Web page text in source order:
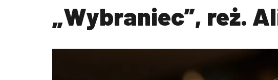
„Wybraniec”, reż.